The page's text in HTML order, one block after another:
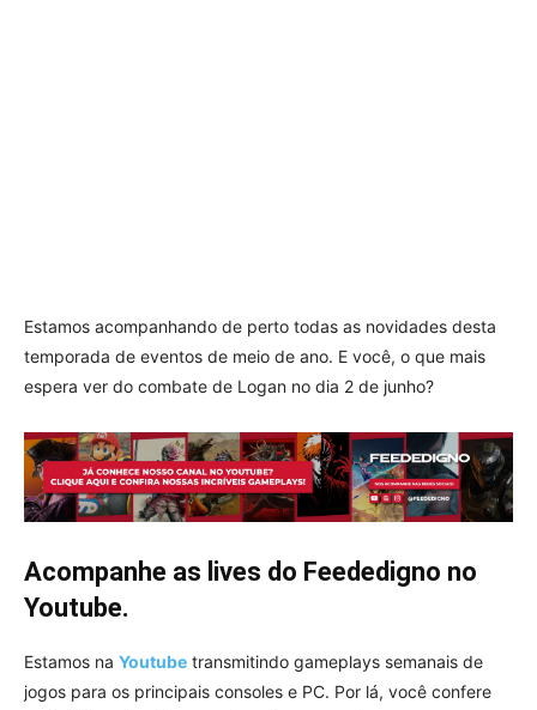
Estamos acompanhando de perto todas as novidades desta
temporada de eventos de meio de ano. E você, o que mais
espera ver do combate de Logan no dia 2 de junho?
Acompanhe as lives do Feededigno no
Youtube.
Estamos na Youtube transmitindo gameplays semanais de
jogos para os principais consoles e PC. Por lá, você confere